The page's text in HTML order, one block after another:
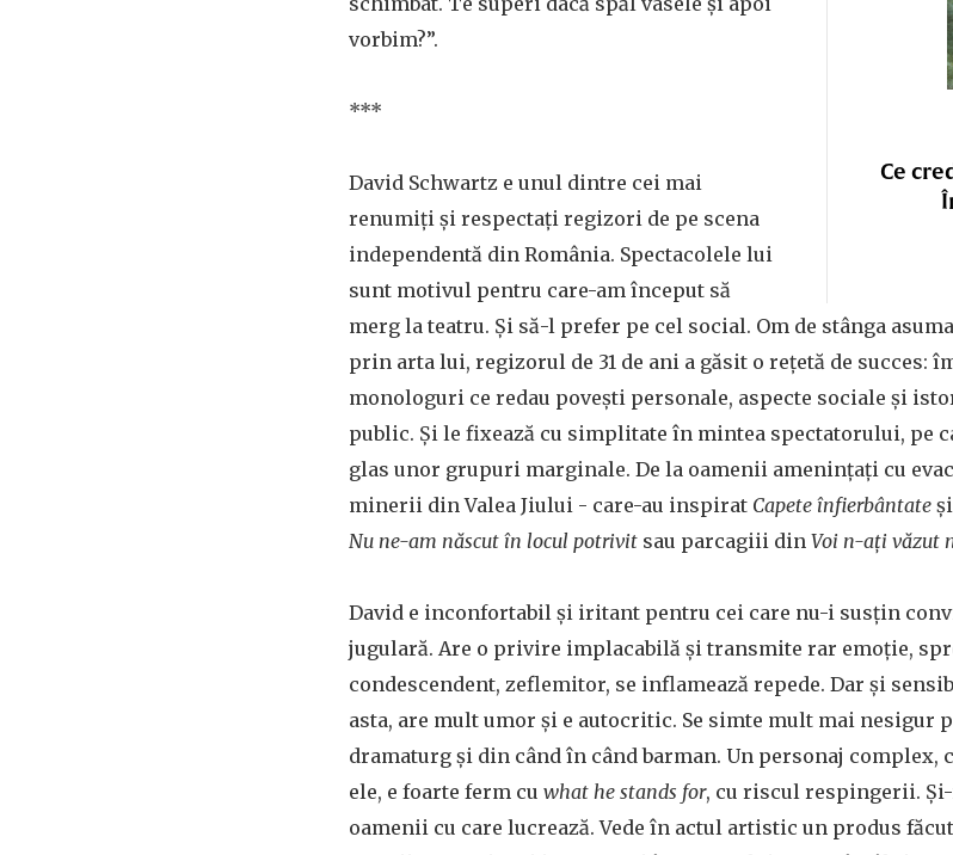
Ce
vorbim?”.
***
David Schwartz e unul dintre cei mai
renumiți și respectați regizori de pe scena
independentă din România. Spectacolele lui
sunt motivul pentru care-am început să
merg la teatru. Și să-l prefer pe cel social. Om de stânga
prin arta lui, regizorul de 31 de ani a găsit o rețetă de succes:
monologuri ce redau povești personale, aspecte sociale și
public. Și le fixează cu simplitate în mintea spectatorului, pe
glas unor grupuri marginale. De la oamenii amenințați cu
minerii din Valea Jiului - care-au inspirat Capete înfierbântate și
Nu ne-am născut în locul potrivit sau parcagiii din Voi n-ați văzut
David e inconfortabil și iritant pentru cei care nu-i susțin
jugulară. Are o privire implacabilă și transmite rar emoție,
condescendent, zeflemitor, se inflamează repede. Dar și
asta, are mult umor și e autocritic. Se simte mult mai nesigur
dramaturg și din când în când barman. Un personaj complex,
ele, e foarte ferm cu what he stands for, cu riscul respingerii.
oamenii cu care lucrează. Vede în actul artistic un produs